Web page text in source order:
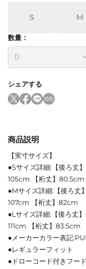
S M
数量：
シェアする
商品説明
【実寸サイズ】
●Sサイズ詳細:【後ろ丈
105cm 【裄丈】80.5cm
●Mサイズ詳細:【後ろ丈
107cm 【裄丈】82cm
●Lサイズ詳細:【後ろ丈
111cm 【裄丈】83.5cm
●メーカーカラー表記
●レギュラーフィット
●ドローコード付きフード